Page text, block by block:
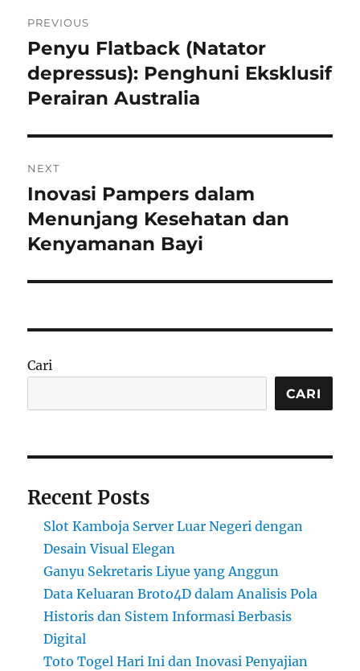
pos
PREVIOUS
Previous
post:
Penyu Flatback (Natator
depressus): Penghuni Eksklusif
Perairan Australia
NEXT
Next
post:
Inovasi Pampers dalam
Menunjang Kesehatan dan
Kenyamanan Bayi
Cari
CARI
Recent Posts
Slot Kamboja Server Luar Negeri dengan
Desain Visual Elegan
Ganyu Sekretaris Liyue yang Anggun
Data Keluaran Broto4D dalam Analisis Pola
Historis dan Sistem Informasi Berbasis
Digital
Toto Togel Hari Ini dan Inovasi Penyajian